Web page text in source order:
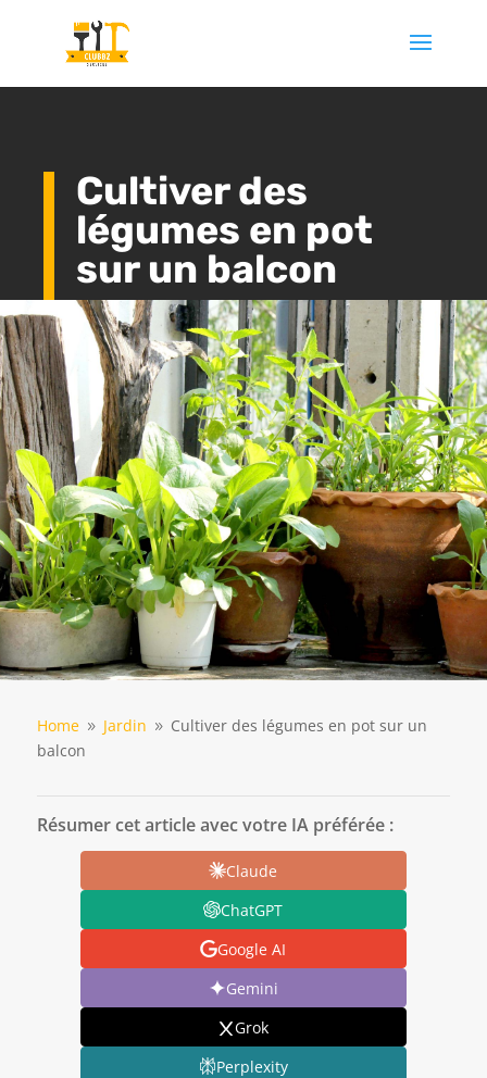
Cultiver des
légumes en pot
sur un balcon
Home 9 Jardin 9 Cultiver des légumes en pot sur un
balcon
Résumer cet article avec votre IA préférée :
Claude
ChatGPT
Google AI
Gemini
Grok
Perplexity